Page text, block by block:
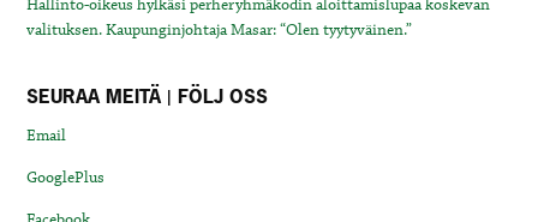
Hallinto-oikeus hylkäsi perheryhmäkodin aloittamislupaa koskevan
valituksen. Kaupunginjohtaja Masar: “Olen tyytyväinen.”
SEURAA MEITÄ | FÖLJ OSS
Email
GooglePlus